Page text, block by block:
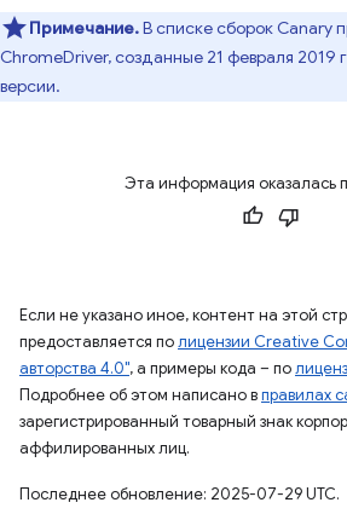
Примечание.В списке сборок Canary
ChromeDriver, созданные 21 февраля 2019
версии.
Эта информация оказалась
Если не указано иное, контент на этой
предоставляется полицензии Creative
авторства 4.0", а примеры кода – по
Подробнее об этом написано вправилах
зарегистрированный товарный знак
аффилированных лиц.
Последнее обновление: 2025-07-29 UTC.